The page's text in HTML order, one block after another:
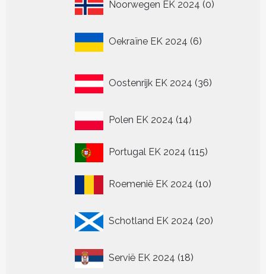
Noorwegen EK 2024 0
Oekraïne EK 2024 6
producten
Oostenrijk EK 2024 36
producten
Polen EK 2024 1414
Portugal EK 2024 115115
Roemenië EK 2024 1010
Schotland EK 2024 20
producten
Servië EK 2024 1818